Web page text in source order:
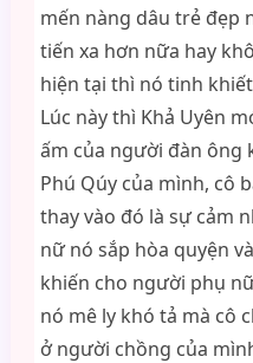
mến nàng dâu trẻ đẹp
tiến xa hơn nữa hay
hiện tại thì nó tinh
Lúc này thì Khả Uyên
ấm của người đàn ông
Phú Qúy của mình, cô
thay vào đó là sự cảm
nữ nó sắp hòa quyện
khiến cho người phụ
nó mê ly khó tả mà cô
ở người chồng của